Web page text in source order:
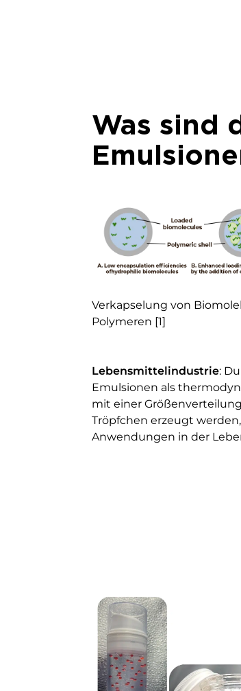
Was sind
Verkapselung von
Polymeren [1]
Lebensmittelindustrie:
Emulsionen als
mit einer
Tröpfchen erzeugt
Anwendungen in der